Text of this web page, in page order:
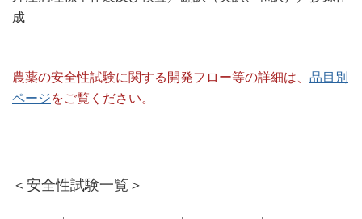
成
農薬の安全性試験に関する開発フロー等の詳細は、 品目別
ページをご覧ください。
＜安全性試験一覧＞